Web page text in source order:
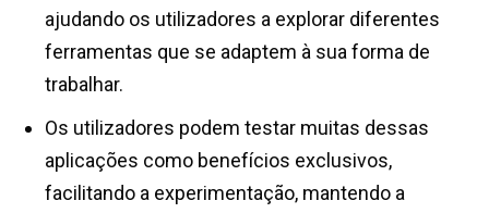
ajudando os utilizadores a explorar diferentes
ferramentas que se adaptem à sua forma de
trabalhar.
Os utilizadores podem testar muitas dessas
aplicações como benefícios exclusivos,
facilitando a experimentação, mantendo a